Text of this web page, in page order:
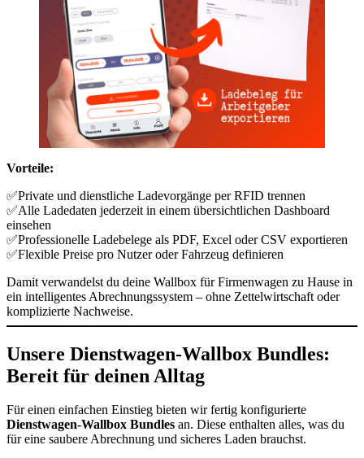
Vorteile:
✅Private und dienstliche Ladevorgänge per RFID trennen
✅Alle Ladedaten jederzeit in einem übersichtlichen Dashboard
einsehen
✅Professionelle Ladebelege als PDF, Excel oder CSV exportieren
✅Flexible Preise pro Nutzer oder Fahrzeug definieren
Damit verwandelst du deine Wallbox für Firmenwagen zu Hause in
ein intelligentes Abrechnungssystem – ohne Zettelwirtschaft oder
komplizierte Nachweise.
Unsere Dienstwagen-Wallbox Bundles:
Bereit für deinen Alltag
Für einen einfachen Einstieg bieten wir fertig konfigurierte
Dienstwagen-Wallbox Bundles an. Diese enthalten alles, was du
für eine saubere Abrechnung und sicheres Laden brauchst.